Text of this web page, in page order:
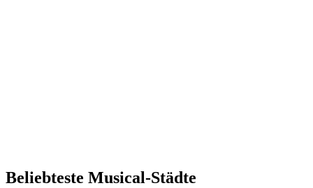
Beliebteste Musical-Städte